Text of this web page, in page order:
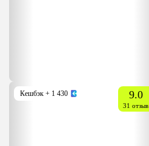
Кешбэк + 1 430 9.0
31 отзыв